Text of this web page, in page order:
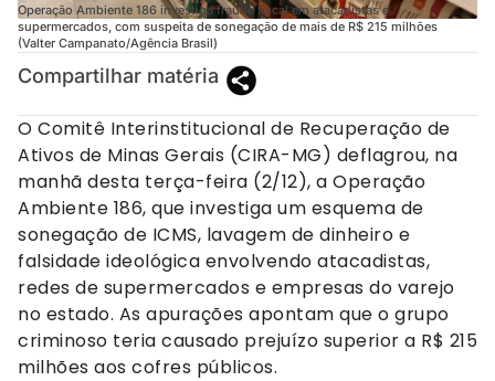
Operação Ambiente 186 investiga fraude fiscal em atacadistas e
supermercados, com suspeita de sonegação de mais de R$ 215 milhões
(Valter Campanato/Agência Brasil)
Compartilhar matéria
O Comitê Interinstitucional de Recuperação de
Ativos de Minas Gerais (CIRA-MG) deflagrou, na
manhã desta terça-feira (2/12), a Operação
Ambiente 186, que investiga um esquema de
sonegação de ICMS, lavagem de dinheiro e
falsidade ideológica envolvendo atacadistas,
redes de supermercados e empresas do varejo
no estado. As apurações apontam que o grupo
criminoso teria causado prejuízo superior a R$ 215
milhões aos cofres públicos.